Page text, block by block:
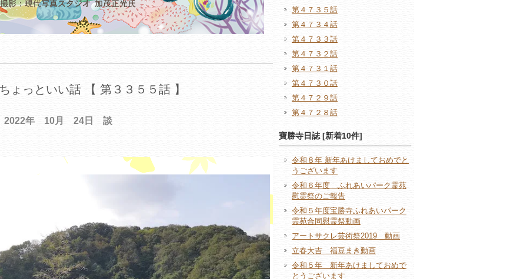
ょっといい話 【 第３３５５話 】
2022年 10月 24日 談
第４７３５話
第４７３４話
第４７３３話
第４７３２話
第４７３１話
第４７３０話
第４７２９話
第４７２８話
寶勝寺日誌 [新着10件]
令和８年 新年あけましておめでと
うございます
令和６年度 ふれあいパーク霊苑
慰霊祭のご報告
令和５年度宝勝寺ふれあいパーク
霊苑合同慰霊祭動画
アートサクレ芸術祭2019 動画
立春大吉 福豆まき動画
令和５年 新年あけましておめで
とうございます